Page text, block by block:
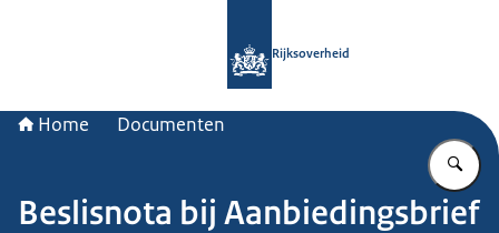
Rijksoverheid
Home Documenten
Beslisnota bij Aanbiedingsbrief